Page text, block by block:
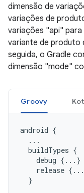
dimensão de
variações de
variações "api"
variante de produto
seguida, o Gradle
dimensão "mode"
Groovy
android {
...
buildTypes {
debug {...}
release
}